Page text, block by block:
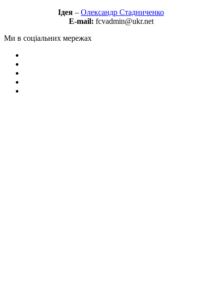
Ідея – Олександр Стадниченко
E-mail: fcvadmin@ukr.net
Ми в соціальних мережах